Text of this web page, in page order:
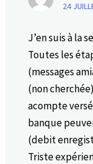
24
J’en suis à la
Toutes les
(messages
(non
acompte
banque
(debit
Triste